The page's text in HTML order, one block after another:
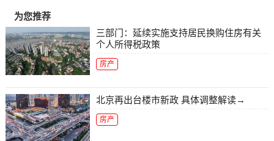
为您推荐
三部门：延续实施支持居民换购住房有关
个人所得税政策
房产
北京再出台楼市新政 具体调整解读→
房产